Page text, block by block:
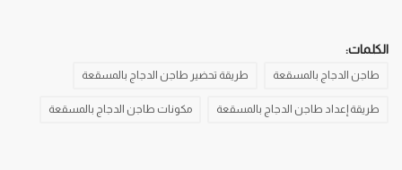
الكلمات:
طاجن الدجاج بالمسقعة طريقة تحضير طاجن الدجاج بالمسقعة
طريقة إعداد طاجن الدجاج بالمسقعة مكونات طاجن الدجاج بالمسقعة